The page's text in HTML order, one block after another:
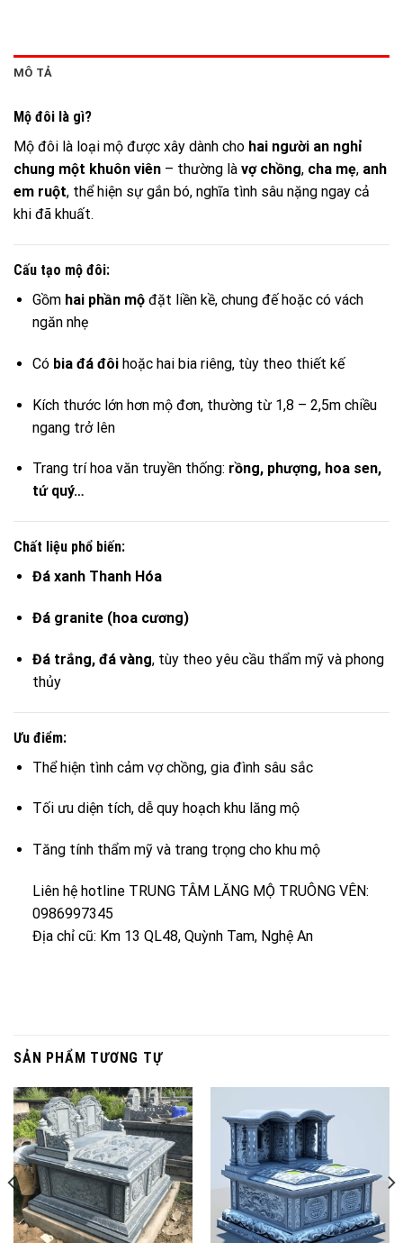
MÔ TẢ
Mộ đôi là gì?
Mộ đôi là loại mộ được xây dành cho hai người an nghỉ
chung một khuôn viên – thường là vợ chồng, cha mẹ, anh
em ruột, thể hiện sự gắn bó, nghĩa tình sâu nặng ngay cả
khi đã khuất.
Cấu tạo mộ đôi:
Gồm hai phần mộđặt liền kề, chung đế hoặc có vách
ngăn nhẹ
Có bia đá đôihoặc hai bia riêng, tùy theo thiết kế
Kích thước lớn hơn mộ đơn, thường từ 1,8 – 2,5m chiều
ngang trở lên
Trang trí hoa văn truyền thống: rồng, phượng, hoa sen,
tứ quý…
Chất liệu phổ biến:
Đá xanh Thanh Hóa
Đá granite (hoa cương)
Đá trắng, đá vàng, tùy theo yêu cầu thẩm mỹ và phong
thủy
Ưu điểm:
Thể hiện tình cảm vợ chồng, gia đình sâu sắc
Tối ưu diện tích, dễ quy hoạch khu lăng mộ
Tăng tính thẩm mỹ và trang trọng cho khu mộ
Liên hệ hotline TRUNG TÂM LĂNG MỘ TRUÔNG VÊN:
0986997345
Địa chỉ cũ: Km 13 QL48, Quỳnh Tam, Nghệ An
SẢN PHẨM TƯƠNG TỰ